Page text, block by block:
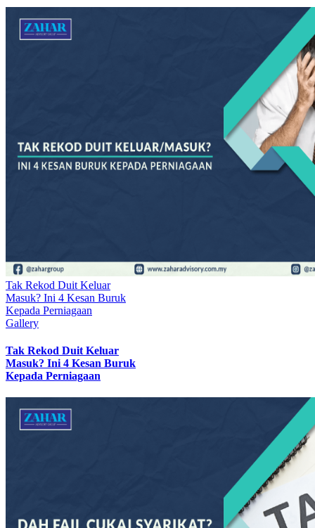
Tak Rekod Duit Keluar
Masuk? Ini 4 Kesan Buruk
Kepada Perniagaan
Gallery
Tak Rekod Duit Keluar
Masuk? Ini 4 Kesan Buruk
Kepada Perniagaan